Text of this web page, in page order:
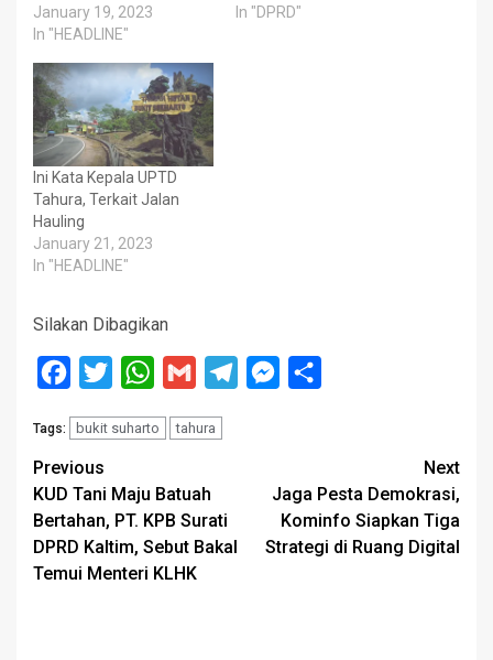
January 19, 2023
In "HEADLINE"
In "DPRD"
Ini Kata Kepala UPTD
Tahura, Terkait Jalan
Hauling
January 21, 2023
In "HEADLINE"
Silakan Dibagikan
Facebook
Twitter WhatsApp
Gmail TelegramMessenger
Tags: bukit suharto tahura
Post
navigation
Previous
KUD Tani Maju Batuah
Bertahan, PT. KPB Surati
DPRD Kaltim, Sebut Bakal
Temui Menteri KLHK
Next
Jaga Pesta Demokrasi,
Kominfo Siapkan Tiga
Strategi di Ruang Digital